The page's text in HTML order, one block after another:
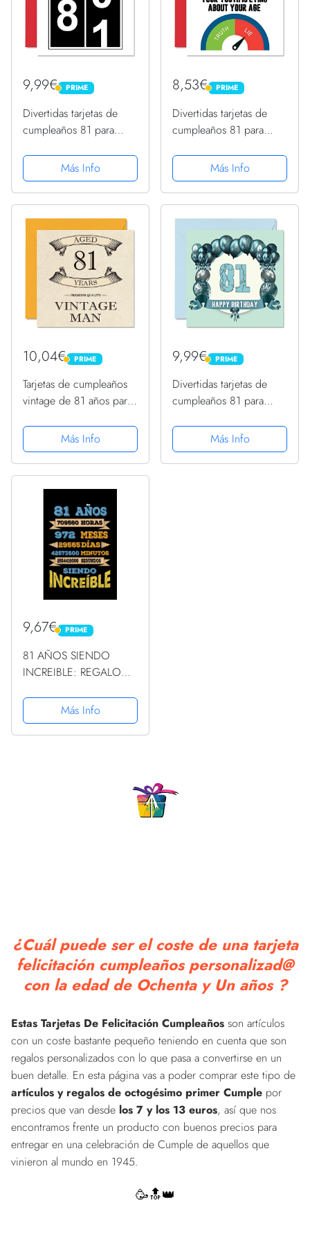
9,99€ PRIME
PRIME
Divertidas tarjetas de
cumpleaños 81 para
olómetro, tarjeta de feliz
cumpleaños para papá,
mamá, tarjetas de
mmx145...
Más Info
8,53€ PRIME
PRIME
Divertidas tarjetas de
cumpleaños 81 para
clave para la juventud,
tarjeta de feliz
cumpleaños para papá,
abuela, 145...
Más Info
10,04€ PRIME
PRIME
Tarjetas de cumpleaños
vintage de 81 años para
divertida tarjeta de
cumpleaños para abuelo,
papá, marido, tío,
Más Info
9,99€ PRIME
PRIME
Divertidas tarjetas de
cumpleaños 81 para
cumpleaños, tarjeta de
feliz cumpleaños para
papá, tío, abuelo, tía,
Más Info
9,67€ PRIME
PRIME
81 AÑOS SIENDO
INCREIBLE: REGALO
81 AÑOS DE
CUMPLEAÑOS
ORIGINAL Y
Más Info
¿Cuál puede ser el coste de una tarjeta
felicitación cumpleaños personalizad@
con la edad de Ochenta y Un años ?
Estas Tarjetas De Felicitación Cumpleaños son artículos
con un coste bastante pequeño teniendo en cuenta que son
regalos personalizados con lo que pasa a convertirse en un
buen detalle. En esta página vas a poder comprar este tipo de
artículos y regalos de octogésimo primer Cumple por
precios que van desde los 7 y los 13 euros, así que nos
encontramos frente un producto con buenos precios para
entregar en una celebración de Cumple de aquellos que
vinieron al mundo en 1945.
🥳🔝👑